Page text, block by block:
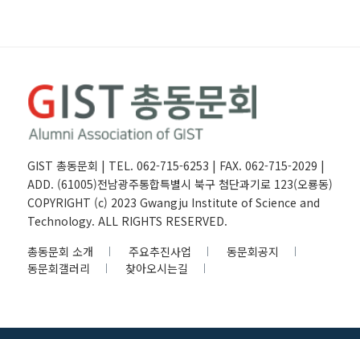
GIST 총동문회 | TEL. 062-715-6253 | FAX. 062-715-2029 |
ADD. (61005)전남광주통합특별시 북구 첨단과기로 123(오룡동)
COPYRIGHT (c) 2023 Gwangju Institute of Science and
Technology. ALL RIGHTS RESERVED.
총동문회 소개
주요추진사업
동문회공지
동문회갤러리
찾아오시는길